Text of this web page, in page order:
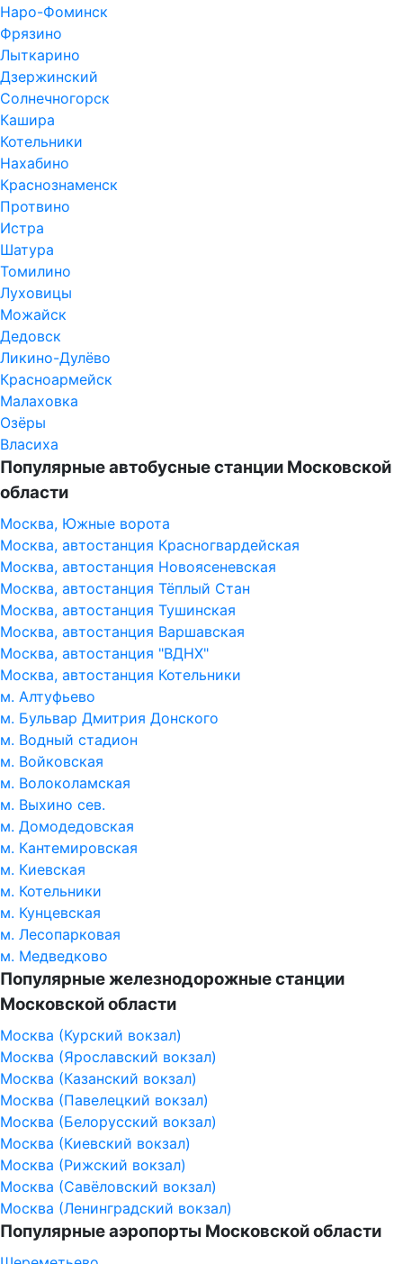
Наро-Фоминск
Фрязино
Лыткарино
Дзержинский
Солнечногорск
Кашира
Котельники
Нахабино
Краснознаменск
Протвино
Истра
Шатура
Томилино
Луховицы
Можайск
Дедовск
Ликино-Дулёво
Красноармейск
Малаховка
Озёры
Власиха
Популярные автобусные станции Московской
области
Москва, Южные ворота
Москва, автостанция Красногвардейская
Москва, автостанция Новоясеневская
Москва, автостанция Тёплый Стан
Москва, автостанция Тушинская
Москва, автостанция Варшавская
Москва, автостанция "ВДНХ"
Москва, автостанция Котельники
м. Алтуфьево
м. Бульвар Дмитрия Донского
м. Водный стадион
м. Войковская
м. Волоколамская
м. Выхино сев.
м. Домодедовская
м. Кантемировская
м. Киевская
м. Котельники
м. Кунцевская
м. Лесопарковая
м. Медведково
Популярные железнодорожные станции
Московской области
Москва (Курский вокзал)
Москва (Ярославский вокзал)
Москва (Казанский вокзал)
Москва (Павелецкий вокзал)
Москва (Белорусский вокзал)
Москва (Киевский вокзал)
Москва (Рижский вокзал)
Москва (Савёловский вокзал)
Москва (Ленинградский вокзал)
Популярные аэропорты Московской области